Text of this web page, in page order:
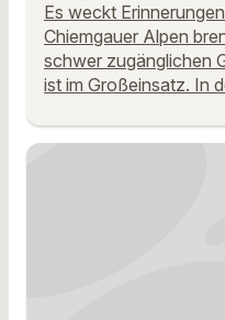
Es weckt
Chiemgauer Alpen
schwer zugänglichen
ist im Großeinsatz. In